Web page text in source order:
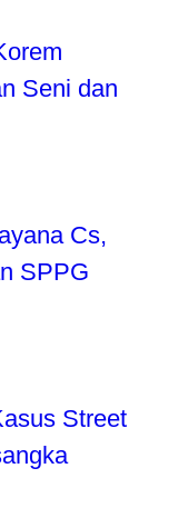
Seni dan
Cs,
SPPG
Street